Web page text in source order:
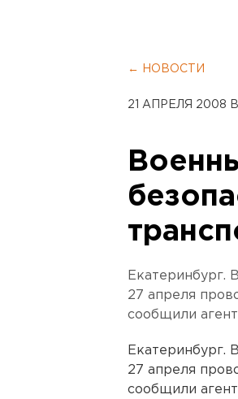
← НОВОСТИ
21 АПРЕЛЯ 2008 В
Екатеринбург.
27 апреля
сообщили
Екатеринбург.
27 апреля
сообщили